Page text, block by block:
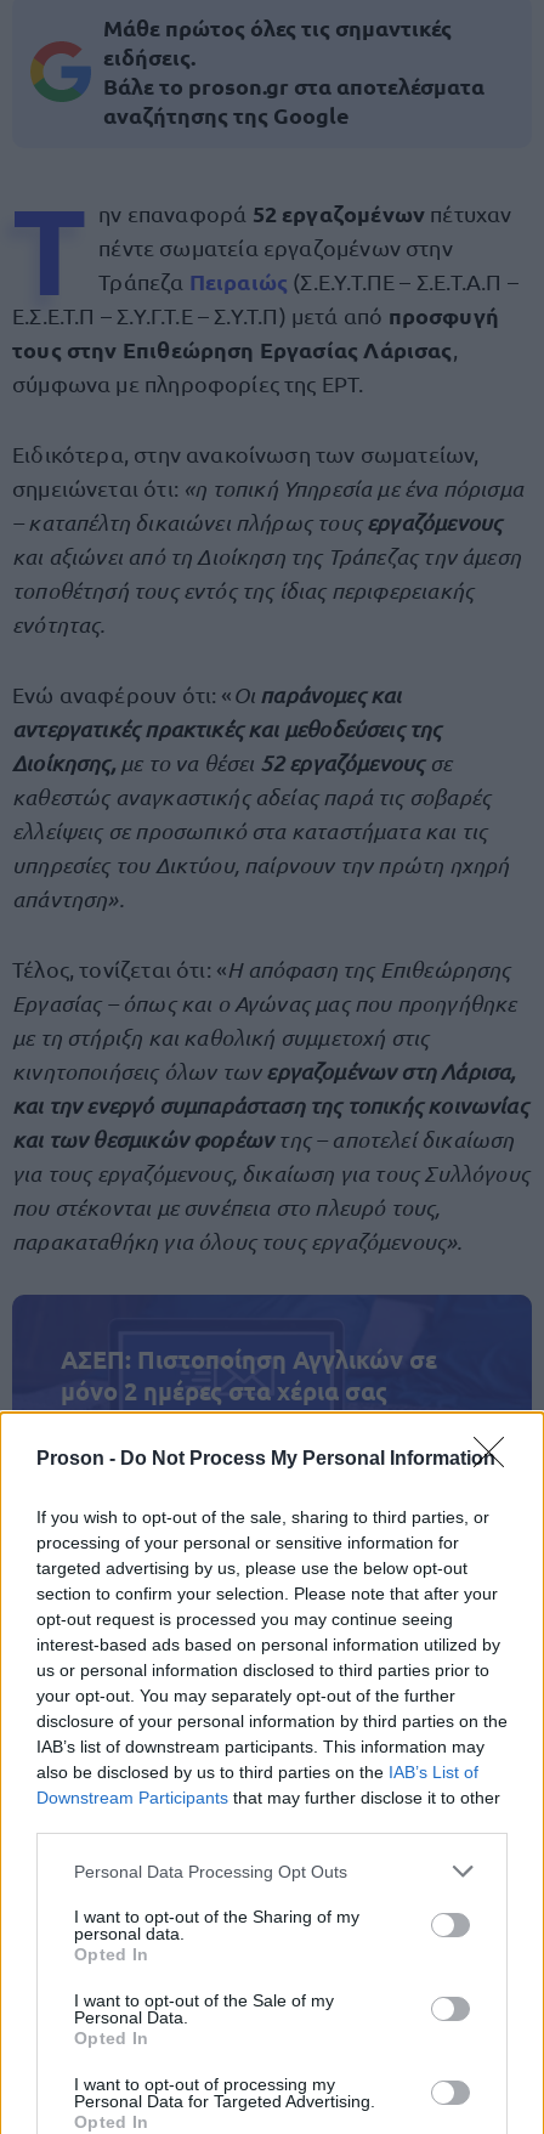
Proson - Do Not Process My Personal Information
If you wish to opt-out of the sale, sharing to third parties, or
processing of your personal or sensitive information for
targeted advertising by us, please use the below opt-out
section to confirm your selection. Please note that after your
opt-out request is processed you may continue seeing
interest-based ads based on personal information utilized by
us or personal information disclosed to third parties prior to
your opt-out. You may separately opt-out of the further
disclosure of your personal information by third parties on the
IAB’s list of downstream participants. This information may
also be disclosed by us to third parties on the IAB’s List of
Downstream Participants that may further disclose it to other
Please note that this website/app uses one or more Google
not limited to your visit or usage behaviour. You may click to
grant or deny consent to Google and its third-party tags to
use your data for below specified purposes in below Google
consent section.
Personal Data Processing Opt Outs
I want to opt-out of the Sharing of my
personal data.
Opted In
I want to opt-out of the Sale of my
Personal Data.
Opted In
I want to opt-out of processing my
Personal Data for Targeted Advertising.
Opted In
Μάθε πρώτος όλες τις σημαντικές
ειδήσεις.
Βάλε το proson.gr στα αποτελέσματα
αναζήτησης της Google
Τ ην επαναφορά 52 εργαζομένων πέτυχαν
πέντε σωματεία εργαζομένων στην
Τράπεζα Πειραιώς (Σ.Ε.Υ.Τ.ΠΕ – Σ.Ε.Τ.Α.Π –
Ε.Σ.Ε.Τ.Π – Σ.Υ.Γ.Τ.Ε – Σ.Υ.Τ.Π) μετά από προσφυγή
τους στην Επιθεώρηση Εργασίας Λάρισας
σύμφωνα με πληροφορίες της ΕΡΤ.
Ειδικότερα, στην ανακοίνωση των σωματείων,
σημειώνεται ότι: «η τοπική Υπηρεσία με ένα πόρισμα
– καταπέλτη​​​​ δικαιώνει πλήρως τουςεργαζόμενους
και αξιώνει από τη Διοίκηση της Τράπεζας την άμεση
τοποθέτησή τους εντός της ίδιας περιφερειακής
ενότητας.
Ενώ αναφέρουν ότι: «Οιπαράνομες και
αντεργατικές πρακτικές και μεθοδεύσεις της
Διοίκησης, με το να θέσει 52 εργαζόμενους σε
καθεστώς αναγκαστικής αδείας παρά τις σοβαρές
ελλείψεις σε προσωπικό στα καταστήματα και τις
υπηρεσίες του Δικτύου, παίρνουν την πρώτη ηχηρή
απάντηση».​​
Τέλος, τονίζεται ότι: «Η απόφαση της Επιθεώρησης
Εργασίας – όπως και ο Αγώνας μας που προηγήθηκε
με τη στήριξη και καθολική συμμετοχή στις
κινητοποιήσεις όλων τωνεργαζομένων στη Λάρισα,
και την ενεργό συμπαράσταση της τοπικής κοινωνίας
και των θεσμικών φορέωντης – αποτελεί​​ δικαίωση
για τους εργαζόμενους, δικαίωση για τους Συλλόγους
που στέκονται με συνέπεια στο πλευρό τους,
παρακαταθήκη για όλους τους εργαζόμενους».
ΑΣΕΠ: Πιστοποίηση Αγγλικών σε
μόνο 2 ημέρες στα χέρια σας
ΑΣΕΠ: Εξ αποστάσεως η πιο Εύκολη
Πιστοποίηση Υπολογιστών σε 2
μέρες
Μάθε πρώτος όλες τις σημαντικές
ειδήσεις.
Βάλε το proson.gr στα αποτελέσματα
αναζήτησης της Google
Δημοφιλείς Ειδήσεις
Αυτό το επίδομα δίνει 300 ευρώ - Δεν